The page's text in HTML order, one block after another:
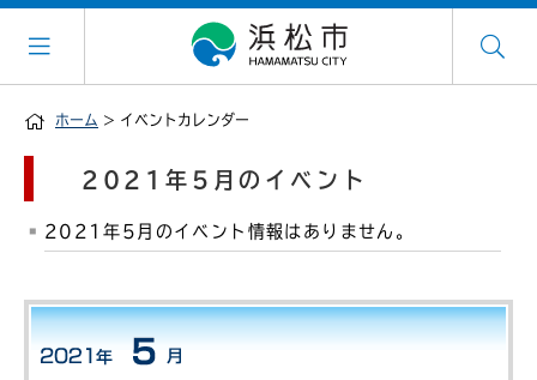
ホーム > イベントカレンダー
2021年5月のイベント
2021年5月のイベント情報はありません。